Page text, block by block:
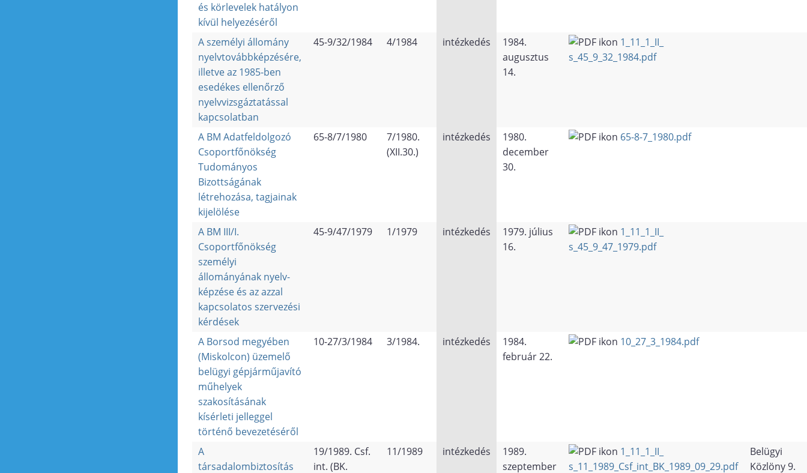
és körlevelek hatályon
kívül helyezéséről
A személyi állomány
nyelvtovábbképzésére,
illetve az 1985-ben
esedékes ellenőrző
nyelvvizsgáztatással
kapcsolatban
45-9/32/1984 4/1984 intézkedés
1984.
augusztus
14.
1_11_1_II_
s_45_9_32_1984.pdf
A BM Adatfeldolgozó
Csoportfőnökség
Tudományos
Bizottságának
létrehozása, tagjainak
kijelölése
65-8/7/1980
7/1980.
(XII.30.)
intézkedés
1980.
december
30.
65-8-7_1980.pdf
A BM III/I.
Csoportfőnökség
személyi
állományának nyelv-
képzése és az azzal
kapcsolatos szervezési
kérdések
45-9/47/1979 1/1979 intézkedés
1979. július
16.
1_11_1_II_
s_45_9_47_1979.pdf
A Borsod megyében
(Miskolcon) üzemelő
belügyi gépjárműjavító
műhelyek
szakosításának
kísérleti jelleggel
történő bevezetéséről
10-27/3/1984 3/1984. intézkedés
1984.
február 22.
10_27_3_1984.pdf
A
társadalombiztosítás
19/1989. Csf.
int. (BK.
11/1989 intézkedés
1989.
szeptember
1_11_1_II_
s_11_1989_Csf_int_BK_1989_09_29.pdf
Belügyi
Közlöny 9.